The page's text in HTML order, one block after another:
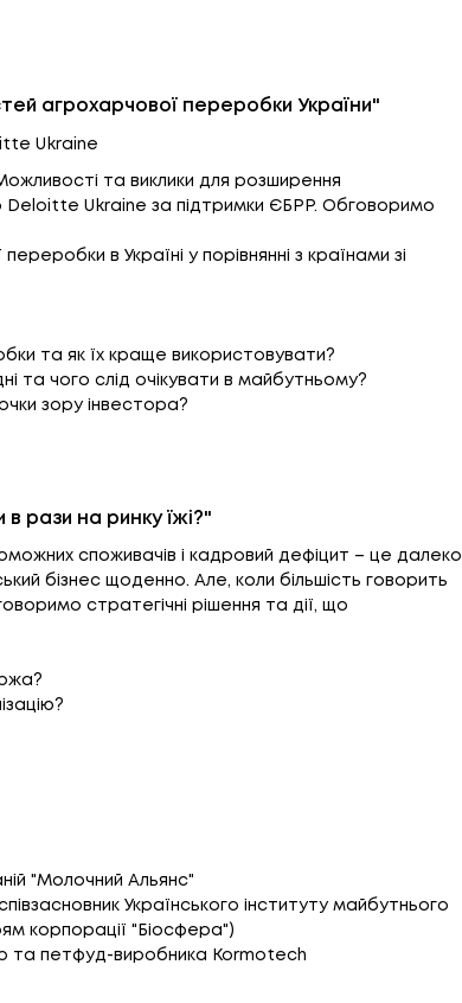
агрохарчової переробки України"
Ukraine
та виклики для розширення
Deloitte Ukraine за підтримки ЄБРР. Обговоримо
в Україні у порівнянні з країнами зі
та як їх краще використовувати?
та чого слід очікувати в майбутньому?
зору інвестора?
рази на ринку їжі?"
споживачів і кадровий дефіцит – це далеко
бізнес щоденно. Але, коли більшість говорить
стратегічні рішення та дії, що
"Молочний Альянс"
Українського інституту майбутнього
корпорації "Біосфера")
та петфуд-виробника Kormotech